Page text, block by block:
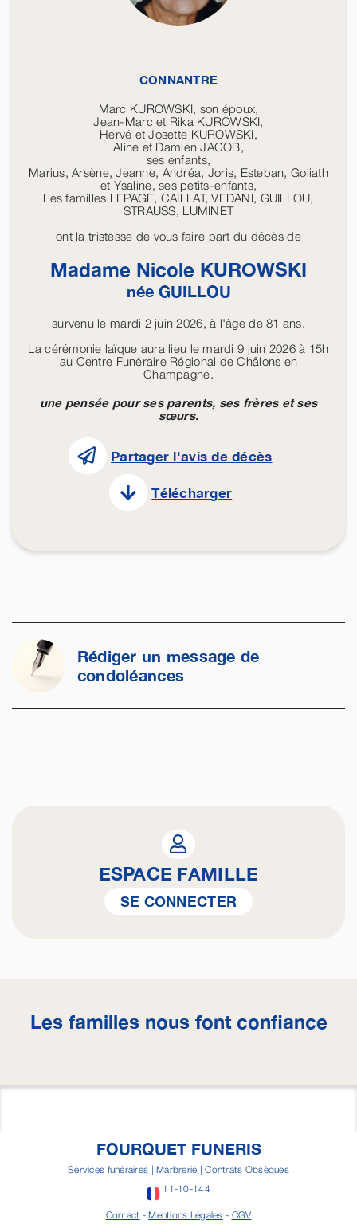
CONNANTRE
Marc KUROWSKI, son époux,
Jean-Marc et Rika KUROWSKI,
Hervé et Josette KUROWSKI,
Aline et Damien JACOB,
ses enfants,
Marius, Arsène, Jeanne, Andréa, Joris, Esteban, Goliath
et Ysaline, ses petits-enfants,
Les familles LEPAGE, CAILLAT, VEDANI, GUILLOU,
STRAUSS, LUMINET
ont la tristesse de vous faire part du décès de
Madame Nicole KUROWSKI
née GUILLOU
survenu le mardi 2 juin 2026, à l'âge de 81 ans.
La cérémonie laïque aura lieu le mardi 9 juin 2026 à 15h
au Centre Funéraire Régional de Châlons en
Champagne.
une pensée pour ses parents, ses frères et ses
sœurs.
Partager l'avis de décès
Télécharger
Rédiger un message de
condoléances
ESPACE FAMILLE
SE CONNECTER
Les familles nous font confiance
FOURQUET FUNERIS
Services funéraires | Marbrerie | Contrats Obsèques
11-10-144
Contact -Mentions Légales - CGV